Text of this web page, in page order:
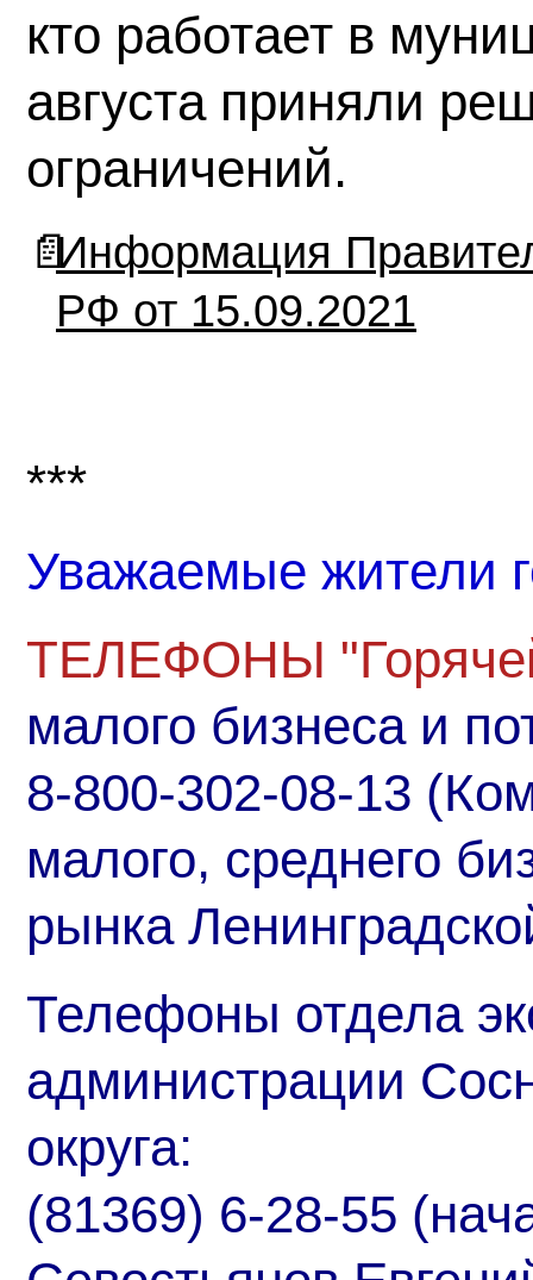
кто работает в
августа приняли
ограничений.
📄Информация
РФ от 15.09.2021
***
Уважаемые жители
ТЕЛЕФОНЫ
малого бизнеса и
8-800-302-08-13
малого, среднего
рынка
Телефоны отдела
администрации
округа:
(81369) 6-28-55